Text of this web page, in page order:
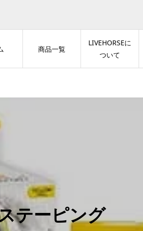
商品一覧
LIVEHORSEに
ついて
テーピング